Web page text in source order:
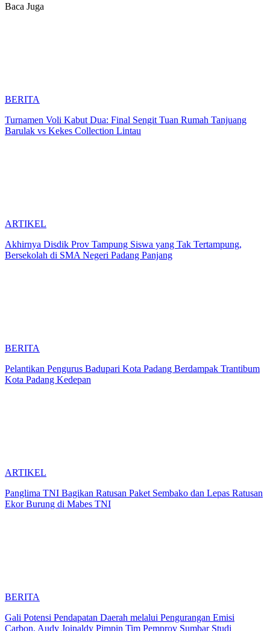
Baca Juga
BERITA
Turnamen Voli Kabut Dua: Final Sengit Tuan Rumah Tanjuang
Barulak vs Kekes Collection Lintau
ARTIKEL
Akhirnya Disdik Prov Tampung Siswa yang Tak Tertampung,
Bersekolah di SMA Negeri Padang Panjang
BERITA
Pelantikan Pengurus Badupari Kota Padang Berdampak Trantibum
Kota Padang Kedepan
ARTIKEL
Panglima TNI Bagikan Ratusan Paket Sembako dan Lepas Ratusan
Ekor Burung di Mabes TNI
BERITA
Gali Potensi Pendapatan Daerah melalui Pengurangan Emisi
Carbon, Audy Joinaldy Pimpin Tim Pemprov Sumbar Studi